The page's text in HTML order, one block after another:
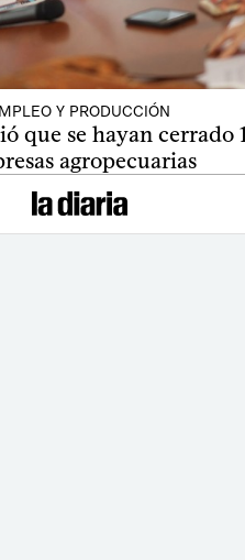
Y PRODUCCIÓN
que se hayan cerrado
agropecuarias